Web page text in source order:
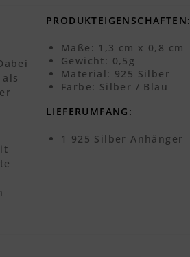
PRODUKTEIGENSCHAFTEN:
Maße: 1,3 cm x 0,8 cm
Gewicht: 0,5g
Material: 925 Silber
Farbe: Silber / Blau
LIEFERUMFANG:
1 925 Silber Anhänger